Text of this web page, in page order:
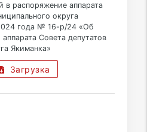
в распоряжение аппарата
округа
года № 16-р/24 «Об
Совета депутатов
Якиманка»
Загрузка